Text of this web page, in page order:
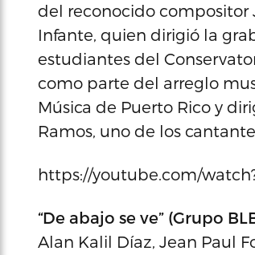
del reconocido compositor
Infante, quien dirigió la
estudiantes del
como parte del arreglo
Música de Puerto Rico y
Ramos, uno de los
https://youtube.com/
“De abajo se ve” (Grupo
Alan Kalil Díaz, Jean Paul